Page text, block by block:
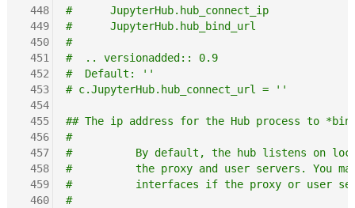
448
449
450
451
452
453
454
455
456
457
458
459
460
#      JupyterHub.hub_connect_ip
#      JupyterHub.hub_bind_url
#
#  .. versionadded:: 0.9
#  Default: ''
# c.JupyterHub.hub_connect_url = ''
## The ip address for the Hub process to
#
#          By default, the hub listens on
#          the proxy and user servers. You
#          interfaces if the proxy or user
#